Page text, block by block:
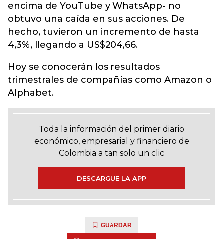
encima de YouTube y WhatsApp- no
obtuvo una caída en sus acciones. De
hecho, tuvieron un incremento de hasta
4,3%, llegando a US$204,66.
Hoy se conocerán los resultados
trimestrales de compañías como Amazon o
Alphabet.
Toda la información del primer diario
económico, empresarial y financiero de
Colombia a tan solo un clic
DESCARGUE LA APP
GUARDAR